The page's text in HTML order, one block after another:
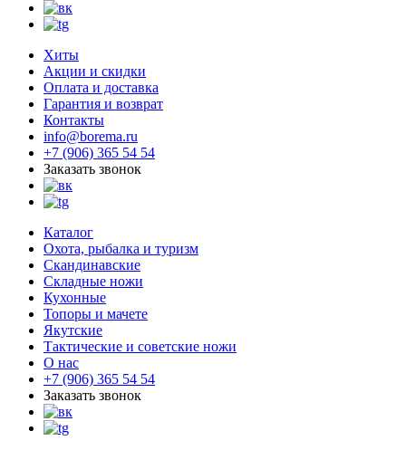
Хиты
Акции и скидки
Оплата и доставка
Гарантия и возврат
Контакты
info@borema.ru
+7 (906) 365 54 54
Заказать звонок
Каталог
Охота, рыбалка и туризм
Скандинавские
Складные ножи
Кухонные
Топоры и мачете
Якутские
Тактические и советские ножи
О нас
+7 (906) 365 54 54
Заказать звонок